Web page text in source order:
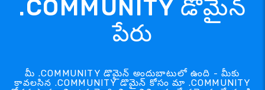
.COMMUNITY డొమైన్
పేరు
మీ .COMMUNITY డొమైన్ అందుబాటులో ఉంది - మీకు
కావలసిన .COMMUNITY డొమైన్ కోసం మా .COMMUNITY